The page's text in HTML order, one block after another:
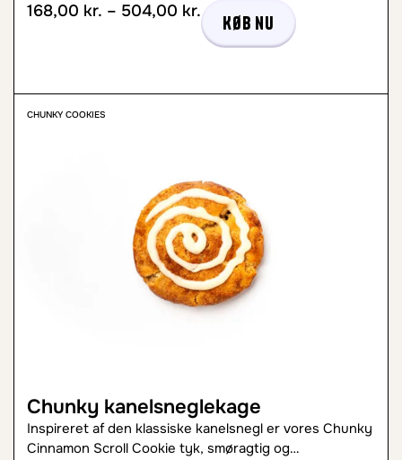
168,00 kr. – 504,00 kr.
Køb nu
CHUNKY COOKIES
Chunky kanelsneglekage
Inspireret af den klassiske kanelsnegl er vores Chunky
Cinnamon Scroll Cookie tyk, smøragtig og…